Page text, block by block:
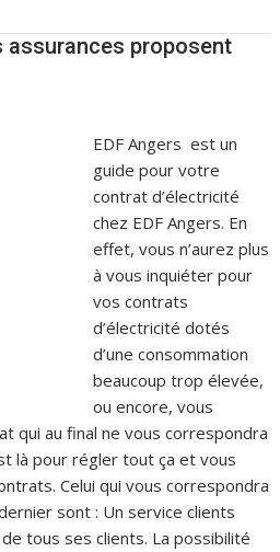
assurances proposent
EDF Angers est un
guide pour votre
contrat d’électricité
chez EDF Angers. En
effet, vous n’aurez plus
à vous inquiéter pour
vos contrats
d’électricité dotés
d’une consommation
beaucoup trop élevée,
ou encore, vous
qui au final ne vous correspondra
là pour régler tout ça et vous
Celui qui vous correspondra
sont : Un service clients
tous ses clients. La possibilité